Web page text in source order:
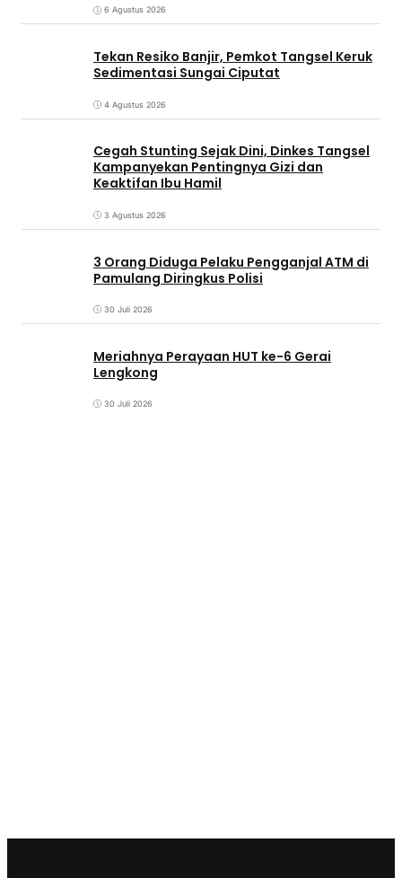
6 Agustus 2026
Tekan Resiko Banjir, Pemkot Tangsel Keruk
Sedimentasi Sungai Ciputat
4 Agustus 2026
Cegah Stunting Sejak Dini, Dinkes Tangsel
Kampanyekan Pentingnya Gizi dan
Keaktifan Ibu Hamil
3 Agustus 2026
3 Orang Diduga Pelaku Pengganjal ATM di
Pamulang Diringkus Polisi
30 Juli 2026
Meriahnya Perayaan HUT ke-6 Gerai
Lengkong
30 Juli 2026